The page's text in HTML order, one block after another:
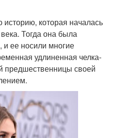
которая началась
Тогда она была
ее носили многие
удлиненная челка-
предшественницы своей